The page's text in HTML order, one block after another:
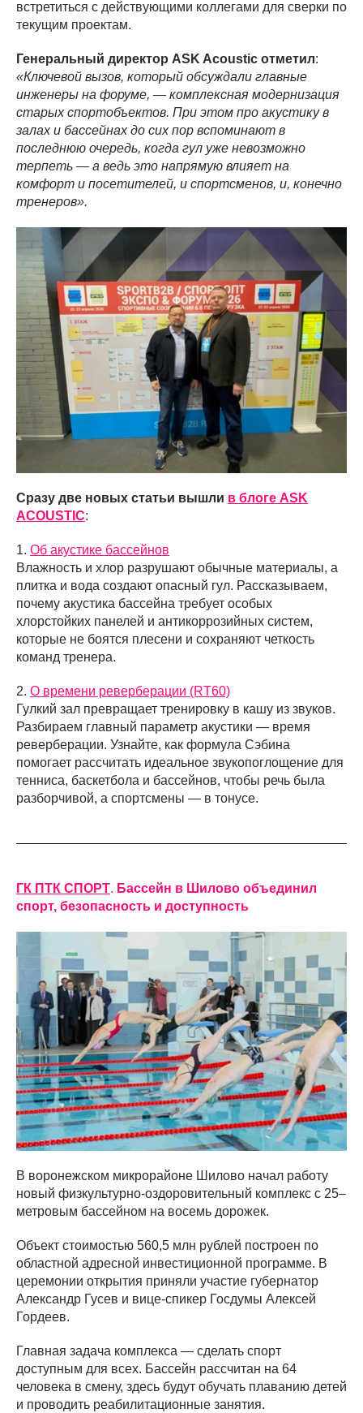
встретиться с действующими коллегами для сверки по
текущим проектам.
Генеральный директор ASK Acoustic отметил:
«Ключевой вызов, который обсуждали главные
инженеры на форуме, — комплексная модернизация
старых спортобъектов. При этом про акустику в
залах и бассейнах до сих пор вспоминают в
последнюю очередь, когда гул уже невозможно
терпеть — а ведь это напрямую влияет на
комфорт и посетителей, и спортсменов, и, конечно
тренеров».
Сразу две новых статьи вышли в блоге ASK
ACOUSTIC:
1. Об акустике бассейнов
Влажность и хлор разрушают обычные материалы, а
плитка и вода создают опасный гул. Рассказываем,
почему акустика бассейна требует особых
хлорстойких панелей и антикоррозийных систем,
которые не боятся плесени и сохраняют четкость
команд тренера.
2. О времени реверберации (RT60)
Гулкий зал превращает тренировку в кашу из звуков.
Разбираем главный параметр акустики — время
реверберации. Узнайте, как формула Сэбина
помогает рассчитать идеальное звукопоглощение для
тенниса, баскетбола и бассейнов, чтобы речь была
разборчивой, а спортсмены — в тонусе.
ГК ПТК СПОРТ. Бассейн в Шилово объединил
спорт, безопасность и доступность
В воронежском микрорайоне Шилово начал работу
новый физкультурно-оздоровительный комплекс с 25–
метровым бассейном на восемь дорожек.
Объект стоимостью 560,5 млн рублей построен по
областной адресной инвестиционной программе. В
церемонии открытия приняли участие губернатор
Александр Гусев и вице-спикер Госдумы Алексей
Гордеев.
Главная задача комплекса — сделать спорт
доступным для всех. Бассейн рассчитан на 64
человека в смену, здесь будут обучать плаванию детей
и проводить реабилитационные занятия.